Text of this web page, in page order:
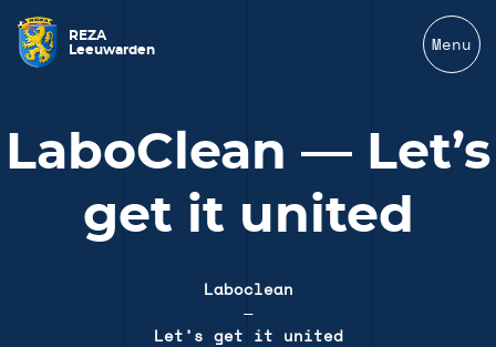
REZA
Leeuwarden
Menu
LaboClean — Let’s
get it united
Laboclean
—
Let’s get it united